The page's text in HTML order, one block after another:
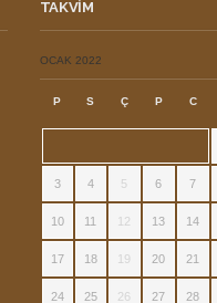
TAKVIM
OCAK 2022
P S Ç P C
3 4 5 6 7
10 11 12 13 14
17 18 19 20 21
24 25 26 27 28